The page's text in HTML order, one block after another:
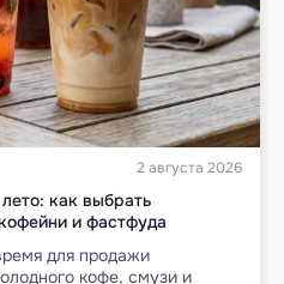
2 августа 2026
как выбрать
и фастфуда
для продажи
кофе, смузи и